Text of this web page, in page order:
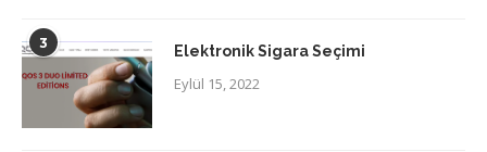
3 Elektronik Sigara Seçimi
Eylül 15, 2022